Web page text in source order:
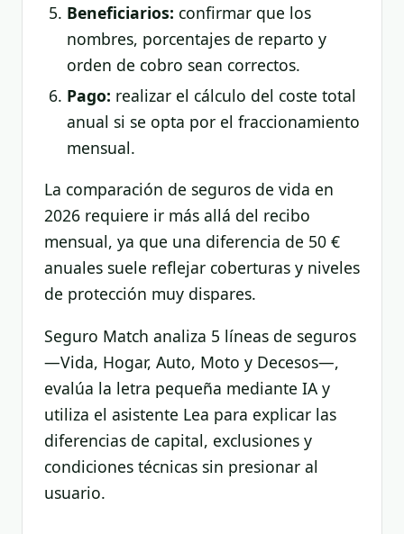
Beneficiarios: confirmar que los
nombres, porcentajes de reparto y
orden de cobro sean correctos.
Pago: realizar el cálculo del coste total
anual si se opta por el fraccionamiento
mensual.
La comparación de seguros de vida en
2026 requiere ir más allá del recibo
mensual, ya que una diferencia de 50 €
anuales suele reflejar coberturas y niveles
de protección muy dispares.
Seguro Match analiza 5 líneas de seguros
—Vida, Hogar, Auto, Moto y Decesos—,
evalúa la letra pequeña mediante IA y
utiliza el asistente Lea para explicar las
diferencias de capital, exclusiones y
condiciones técnicas sin presionar al
usuario.